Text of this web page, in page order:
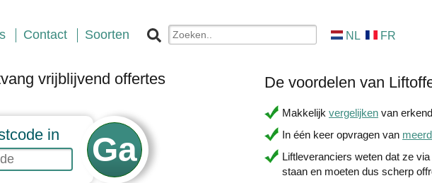
Contact Soorten NL FR
vrijblijvend offertes
in
De voordelen van
Makkelijk vergelijken van
In één keer opvragen van
Liftleveranciers weten dat ze
staan en moeten dus scherp